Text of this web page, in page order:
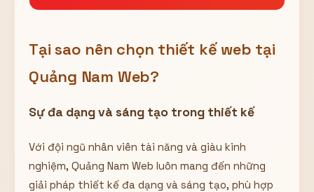
Tại sao nên chọn thiết kế web tại
Quảng Nam Web?
Sự đa dạng và sáng tạo trong thiết kế
Với đội ngũ nhân viên tài năng và giàu kinh
nghiệm, Quảng Nam Web luôn mang đến những
giải pháp thiết kế đa dạng và sáng tạo, phù hợp